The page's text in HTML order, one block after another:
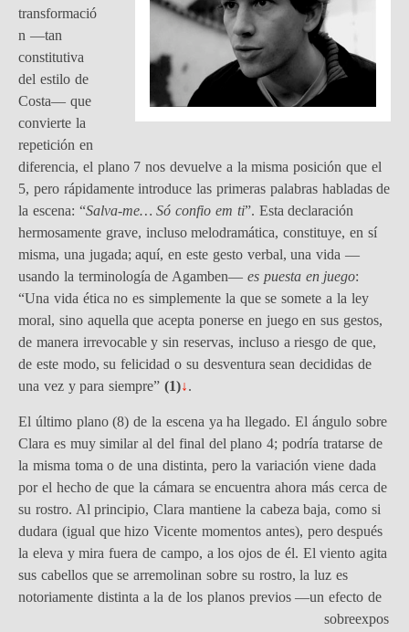
transformació
n —tan
constitutiva
del estilo de
Costa— que
convierte la
repetición en
diferencia, el plano 7 nos devuelve a la misma posición que el
5, pero rápidamente introduce las primeras palabras habladas de
la escena: “Salva-me… Só confio em ti”. Esta declaración
hermosamente grave, incluso melodramática, constituye, en sí
misma, una jugada; aquí, en este gesto verbal, una vida —
usando la terminología de Agamben— es puesta en juego:
“Una vida ética no es simplemente la que se somete a la ley
moral, sino aquella que acepta ponerse en juego en sus gestos,
de manera irrevocable y sin reservas, incluso a riesgo de que,
de este modo, su felicidad o su desventura sean decididas de
una vez y para siempre”(1)↓.
El último plano (8) de la escena ya ha llegado. El ángulo sobre
Clara es muy similar al del final del plano 4; podría tratarse de
la misma toma o de una distinta, pero la variación viene dada
por el hecho de que la cámara se encuentra ahora más cerca de
su rostro. Al principio, Clara mantiene la cabeza baja, como si
dudara (igual que hizo Vicente momentos antes), pero después
la eleva y mira fuera de campo, a los ojos de él. El viento agita
sus cabellos que se arremolinan sobre su rostro, la luz es
notoriamente distinta a la de los planos previos —un efecto de
sobreexpos